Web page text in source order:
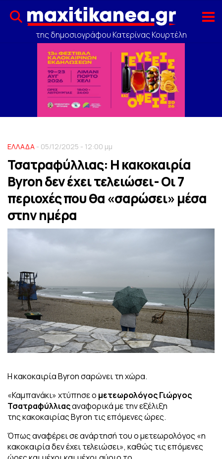
της δημοσιογράφου Κατερίνας Κουρτέλη
ΕΛΛΑΔΑ - 05/12/2025 - 12:00 μμ
Τσατραφύλλιας: Η κακοκαιρία
Byron δεν έχει τελειώσει- Οι 7
περιοχές που θα «σαρώσει» μέσα
στην ημέρα
Η κακοκαιρία Byron σαρώνει τη χώρα.
«Καμπανάκι» χτύπησε ο μετεωρολόγος Γιώργος
Τσατραφύλλιαςαναφορικά με την εξέλιξη
της κακοκαιρίας Byron τις επόμενες ώρες.
Όπως αναφέρει σε ανάρτησή του ο μετεωρολόγος «η
κακοκαιρία δεν έχει τελειώσει», καθώς τις επόμενες